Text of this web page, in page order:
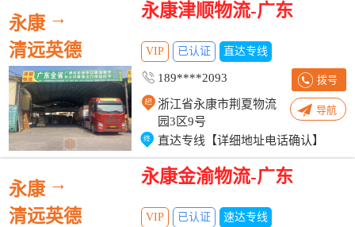
永康 →
清远英德
永康津顺物流-广东
VIP 已认证 直达专线
189****2093 拨号
浙江省永康市荆夏物流
园3区9号
导航
直达专线【详细地址电话确认】
永康 →
清远英德
永康金渝物流-广东
VIP 已认证 速达专线